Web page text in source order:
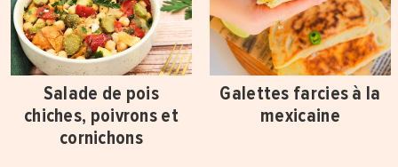
Salade de pois
chiches, poivrons et
cornichons
Galettes farcies à la
mexicaine